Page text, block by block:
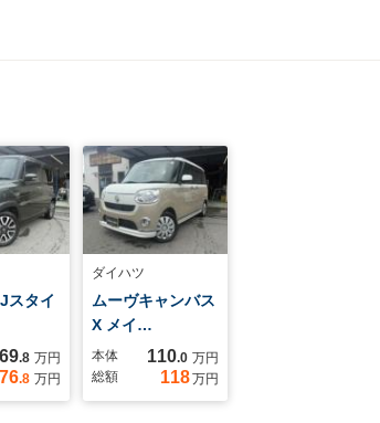
スタイ
69.8 万円
76.8 万円
ダイハツ
ムーヴキャンバス
X メイ…
本体 110.0 万円
総額
118万円